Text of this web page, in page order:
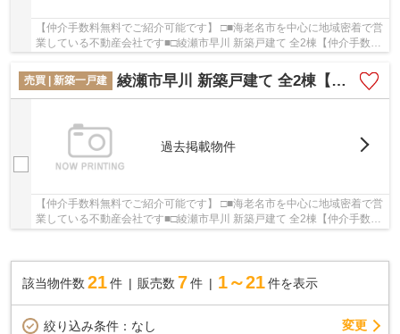
【仲介手数料無料でご紹介可能です】 □■海老名市を中心に地域密着で営
業している不動産会社です■□綾瀬市早川 新築戸建て 全2棟【仲介手数料
売買 | 新築一戸建
綾瀬市早川 新築戸建て 全2棟【仲介手数料無料】
過去掲載物件
【仲介手数料無料でご紹介可能です】 □■海老名市を中心に地域密着で営
業している不動産会社です■□綾瀬市早川 新築戸建て 全2棟【仲介手数料
該当物件数 21件 販売数 7 件 1～21 件を表示
絞り込み条件： なし 変更